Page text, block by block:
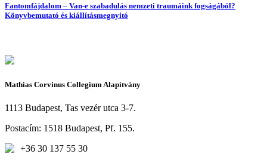
Fantomfájdalom – Van-e szabadulás nemzeti traumáink fogságából?
Könyvbemutató és kiállításmegnyitó
Mathias Corvinus Collegium Alapítvány
1113 Budapest, Tas vezér utca 3-7.
Postacím: 1518 Budapest, Pf. 155.
+36 30 137 55 30